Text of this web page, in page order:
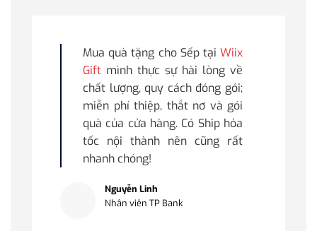
Mua quà tặng cho Sếp tại Wiix
Gift mình thực sự hài lòng về
chất lượng, quy cách đóng gói;
miễn phí thiệp, thắt nơ và gói
quà của cửa hàng. Có Ship hỏa
tốc nội thành nên cũng rất
nhanh chóng!
Nguyễn Linh
Nhân viên TP Bank